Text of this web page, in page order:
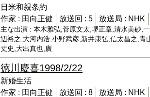
日米和親条約
作家 : 田向正健 放送回 : 5 放送局 : NHK
主な出演 : 本木雅弘,菅原文太,堺正章,清水美砂,
辺裕之,大河内浩,小野武彦,新井康弘,信太昌之,
丈史,大出真也,廣
徳川慶喜1998/2/22
新婚生活
作家 : 田向正健 放送回 : 8 放送局 : NHK